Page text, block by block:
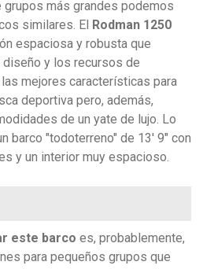
grupos más grandes podemos
similares. El Rodman 1250
espaciosa y robusta que
y los recursos de
mejores características para
deportiva pero, además,
de un yate de lujo. Lo
barco "todoterreno" de 13' 9" con
y un interior muy espacioso.
este barco es, probablemente,
para pequeños grupos que